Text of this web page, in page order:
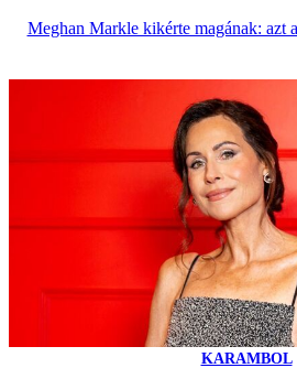
Meghan Markle kikérte magának: azt
KARAMBOL